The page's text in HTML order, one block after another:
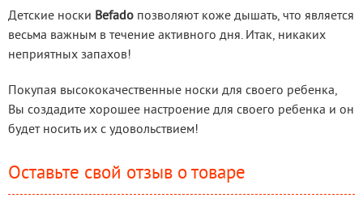
Детские носки Befado позволяют коже дышать, что является
весьма важным в течение активного дня. Итак, никаких
неприятных запахов!
Покупая высококачественные носки для своего ребенка,
Вы создадите хорошее настроение для своего ребенка и он
будет носить их с удовольствием!
Оставьте свой отзыв о товаре